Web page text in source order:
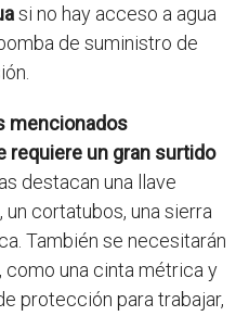
si no hay acceso a agua
de suministro de
mencionados
requiere un gran surtido
destacan una llave
un cortatubos, una sierra
También se necesitarán
una cinta métrica y
protección para trabajar,